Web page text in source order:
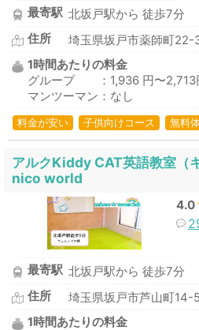
最寄駅 北坂戸駅から 徒歩7分
住所
埼玉県坂戸市薬師町22-
1時間あたりの料金
グループ ：1,936 円〜2,713
マンツーマン：なし
料金が安い 子供向けコース 無料
アルクKiddy CAT英語教室（
nico world
4.0
最寄駅 北坂戸駅から 徒歩7分
住所
埼玉県坂戸市芦山町14-5
1時間あたりの料金